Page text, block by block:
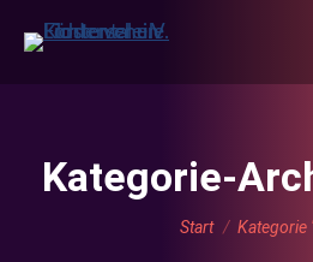
Kategorie-
Sie befinden
Start Kategorie